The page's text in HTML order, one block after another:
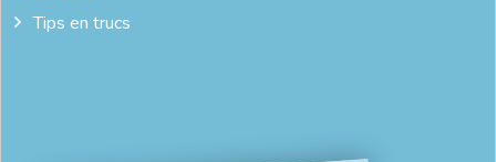
Tips en trucs